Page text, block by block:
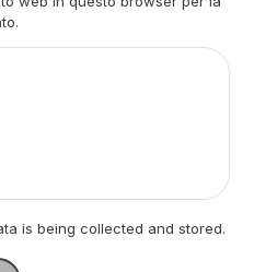
is being collected and stored.